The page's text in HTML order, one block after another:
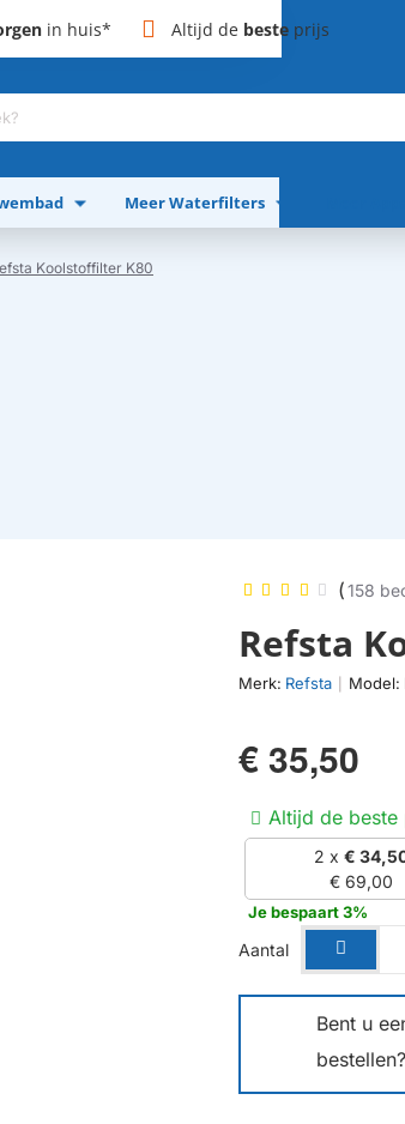
in huis* Altijd de beste prijs
Meer Waterfilters
Koolstoffilter K80
Refsta
Merk: Refsta Model:
(158
€ 35,50
Altijd de beste
2 x€
€ 69,00
Je bespaart 3%
Bent u
bestellen?
Aantal